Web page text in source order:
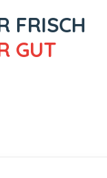
FRISCH
GUT